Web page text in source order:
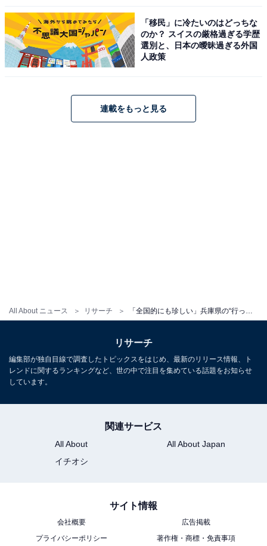
All About ニュース リサーチ
「白鷺城と呼ばれる美しい城と桜の共演が圧巻と評
価される人気スポット、世界遺産と桜の組み合わせ
は全国的にも珍しいと思います」（60代男性／神奈
こちらもおすすめ
奈良で行ってみたい＆好きな桜の名所ランキン
「移民」に冷たいのはどっちな
のか？ スイスの厳格過ぎる学歴
選別と、日本の曖昧過ぎる外国
人政策
連載をもっと見る
リサーチ
編集部が独自目線で調査したトピックスをはじめ、最新のリリース情報、ト
レンドに関するランキングなど、世の中で注目を集めている話題をお知らせ
しています。
関連サービス
All About
All About Japan
イチオシ
サイト情報
会社概要
広告掲載
プライバシーポリシー
著作権・商標・免責事項